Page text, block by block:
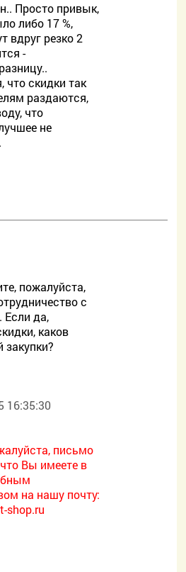
Просто привык,
либо 17 %,
вдруг резко 2
-
что скидки так
раздаются,
что
не
пожалуйста,
с
Если да,
каков
16:35:30
письмо
Вы имеете в
на нашу почту:
shop.ru